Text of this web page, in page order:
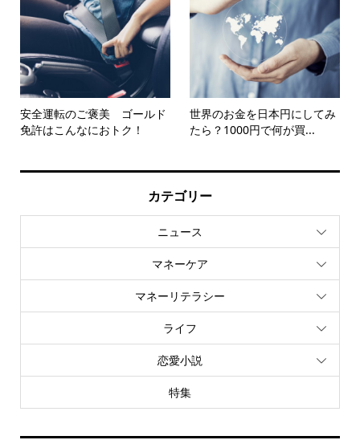
安全運転のご褒美 ゴールド
免許はこんなにおトク！
世界のお金を日本円にしてみ
たら？1000円で何が買...
カテゴリー
ニュース
マネーケア
マネーリテラシー
ライフ
恋愛小説
特集